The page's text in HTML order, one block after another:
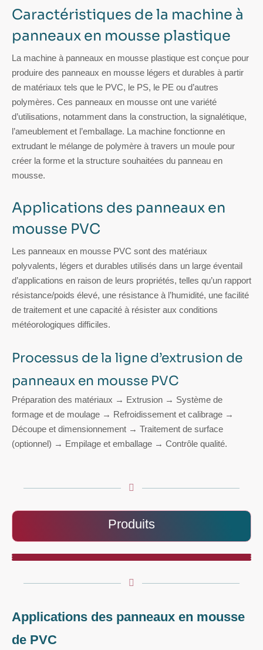
Caractéristiques de la machine à
panneaux en mousse plastique
La machine à panneaux en mousse plastique est conçue pour
produire des panneaux en mousse légers et durables à partir
de matériaux tels que le PVC, le PS, le PE ou d’autres
polymères. Ces panneaux en mousse ont une variété
d’utilisations, notamment dans la construction, la signalétique,
l’ameublement et l’emballage. La machine fonctionne en
extrudant le mélange de polymère à travers un moule pour
créer la forme et la structure souhaitées du panneau en
mousse.
Applications des panneaux en
mousse PVC
Les panneaux en mousse PVC sont des matériaux
polyvalents, légers et durables utilisés dans un large éventail
d’applications en raison de leurs propriétés, telles qu’un rapport
résistance/poids élevé, une résistance à l’humidité, une facilité
de traitement et une capacité à résister aux conditions
météorologiques difficiles.
Processus de la ligne d’extrusion de
panneaux en mousse PVC
Préparation des matériaux → Extrusion → Système de
formage et de moulage → Refroidissement et calibrage →
Découpe et dimensionnement → Traitement de surface
(optionnel) → Empilage et emballage → Contrôle qualité.
Produits
Applications des panneaux en mousse
de PVC